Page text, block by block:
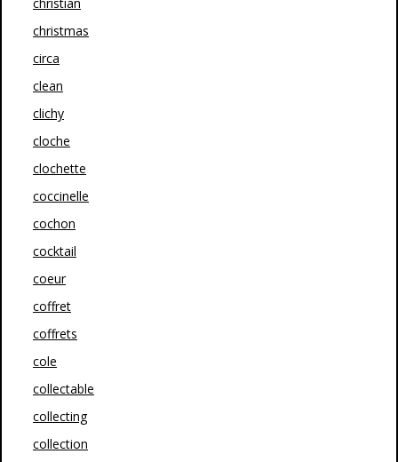
christmas
circa
clean
clichy
cloche
clochette
coccinelle
cochon
cocktail
coeur
coffret
coffrets
cole
collectable
collecting
collection